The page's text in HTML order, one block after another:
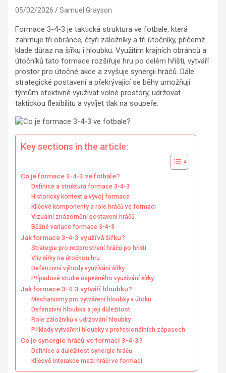
05/02/2026 Samuel Grayson
Formace 3-4-3 je taktická struktura ve fotbale, která
zahrnuje tři obránce, čtyři záložníky a tři útočníky, přičemž
klade důraz na šířku i hloubku. Využitím krajních obránců a
útočníků tato formace rozšiřuje hru po celém hřišti, vytváří
prostor pro útočné akce a zvyšuje synergii hráčů. Dále
strategické postavení a překrývající se běhy umožňují
týmům efektivně využívat volné prostory, udržovat
taktickou flexibilitu a vyvíjet tlak na soupeře.
Key sections in the article:
Co je formace 3-4-3 ve fotbale?
Definice a struktura formace 3-4-3
Historický kontext a vývoj formace
Klíčové komponenty a role hráčů ve formaci
Vizuální znázornění postavení hráčů
Běžné variace formace 3-4-3
Jak formace 3-4-3 využívá šířku?
Strategie pro rozprostření hráčů po hřišti
Vliv šířky na útočnou hru
Defenzivní výhody využívání šířky
Případové studie úspěšného využívání šířky
Jak formace 3-4-3 vytváří hloubku?
Mechanismy pro vytváření hloubky v útoku
Defenzivní hloubka a její důležitost
Role záložníků v udržování hloubky
Příklady vytváření hloubky v profesionálních zápasech
Co je synergie hráčů ve formaci 3-4-3?
Definice a důležitost synergie hráčů
Klíčové interakce mezi hráči ve formaci